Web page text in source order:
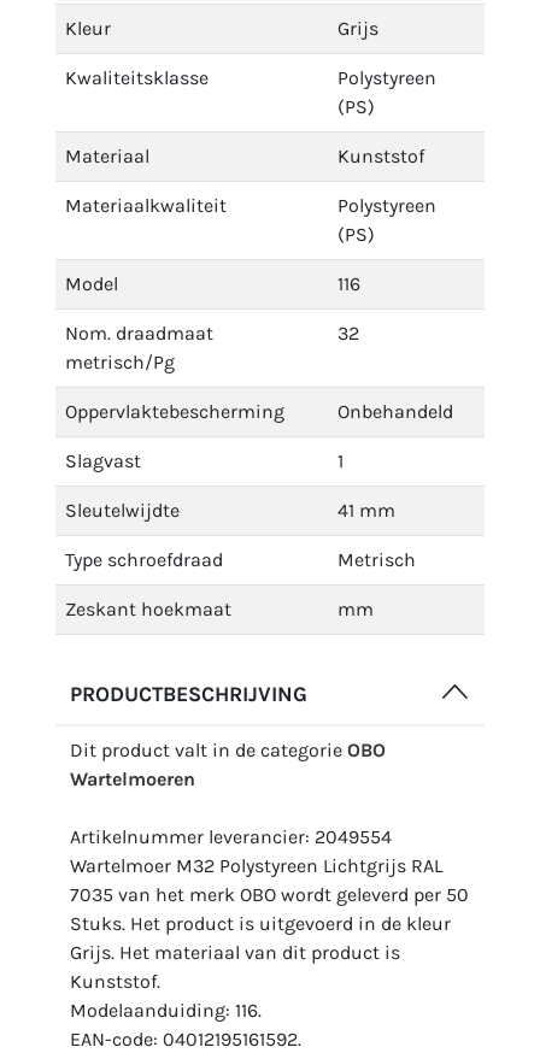
Kleur Grijs
Kwaliteitsklasse
Polystyreen
(PS)
Materiaal Kunststof
Materiaalkwaliteit
Polystyreen
(PS)
Model 116
Nom. draadmaat
metrisch/Pg
32
Oppervlaktebescherming Onbehandeld
Slagvast 1
Sleutelwijdte 41 mm
Type schroefdraad Metrisch
Zeskant hoekmaat mm
PRODUCTBESCHRIJVING
Dit product valt in de categorie OBO
Wartelmoeren
Artikelnummer leverancier: 2049554
Wartelmoer M32 Polystyreen Lichtgrijs RAL
7035 van het merk OBO wordt geleverd per 50
Stuks. Het product is uitgevoerd in de kleur
Grijs. Het materiaal van dit product is
Kunststof.
Modelaanduiding: 116.
EAN-code: 04012195161592.